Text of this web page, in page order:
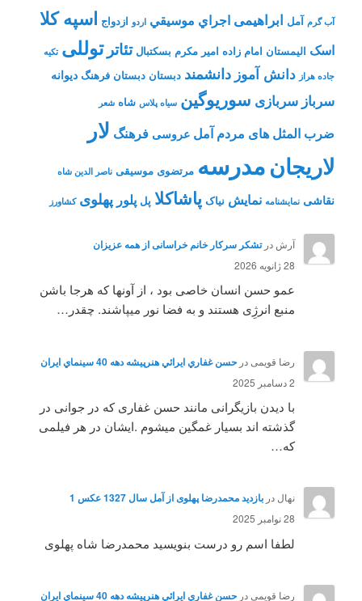
آب گرم آمل ابراهیمی اجراي موسيقي اردو ازدواج اسپه کلا
اسک الیمستان امام زاده امیر مکرم بسکتبال تئاتر توللی تکیه
جاده هراز دانش آموز دانشمند دبستان دبستان فرهنگ دیوانه
سرباز سربازی سوریوگین سیاه پلاس شاه شعر
ضرب المثل های مردم آمل عروسی فرهنگ لار
لاریجانمدرسه مرتضوی موسیقی ناصر الدین شاه
نقاشی نمايشنامه نمایش نیاک پاشاکلا پل پلور پهلوی کشاورز
آرش درتشکر سرکار خانم خراسانی از همه عزیزان
28 ژانویه 2026
عمو حسن انسان خاصی بود ، از آونها که هرجا باشن
منبع انرژِی هستند و به فضا نور میپاشند. چقدر…
رضا قویمی در حسن غفاري ايرائي هنرپيشه دهه 40 سينماي ايران
2 دسامبر 2025
با دیدن بازیگرانی مانند حسن غفاری که در جوانی در
گذشته اند بسیار غمگین میشوم .ایشان در هر فیلمی
که…
نهال در بازدید محمدرضا پهلوی از آمل سال 1327 عکس 1
28 نوامبر 2025
لطفا اسم رو درست بنویسید محمدرضا شاه پهلوی
رضا قویمی در حسن غفاري ايرائي هنرپيشه دهه 40 سينماي ايران